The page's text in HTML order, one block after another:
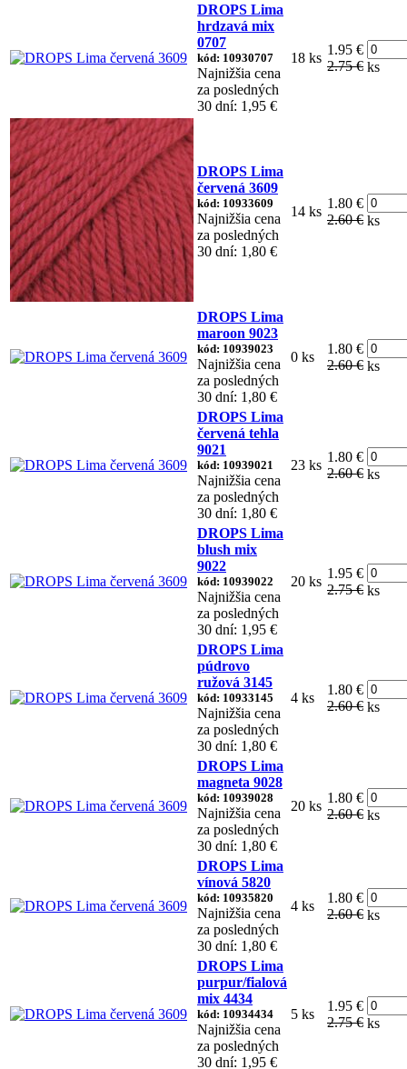
DROPS Lima
hrdzavá mix
0707
kód: 10930707
Najnižšia cena
za posledných
30 dní: 1,95 €
18 ks
1.95 €
2.75 € ks
DROPS Lima
červená 3609
kód: 10933609
Najnižšia cena
za posledných
30 dní: 1,80 €
14 ks
1.80 €
2.60 € ks
DROPS Lima
maroon 9023
kód: 10939023
Najnižšia cena
za posledných
30 dní: 1,80 €
0 ks
1.80 €
2.60 € ks
DROPS Lima
červená tehla
9021
kód: 10939021
Najnižšia cena
za posledných
30 dní: 1,80 €
23 ks
1.80 €
2.60 € ks
DROPS Lima
blush mix
9022
kód: 10939022
Najnižšia cena
za posledných
30 dní: 1,95 €
20 ks
1.95 €
2.75 € ks
DROPS Lima
púdrovo
ružová 3145
kód: 10933145
Najnižšia cena
za posledných
30 dní: 1,80 €
4 ks
1.80 €
2.60 € ks
DROPS Lima
magneta 9028
kód: 10939028
Najnižšia cena
za posledných
30 dní: 1,80 €
20 ks
1.80 €
2.60 € ks
DROPS Lima
vínová 5820
kód: 10935820
Najnižšia cena
za posledných
30 dní: 1,80 €
4 ks
1.80 €
2.60 € ks
DROPS Lima
purpur/fialová
mix 4434
kód: 10934434
Najnižšia cena
za posledných
30 dní: 1,95 €
5 ks
1.95 €
2.75 € ks